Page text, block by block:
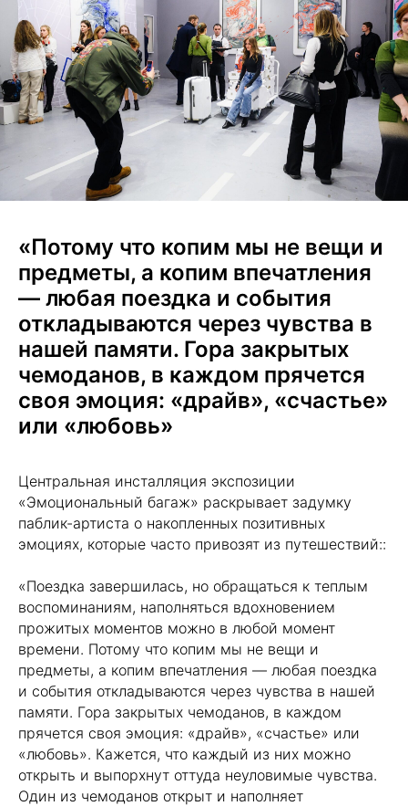
«Потому что копим мы не вещи и
предметы, а копим впечатления
— любая поездка и события
откладываются через чувства в
нашей памяти. Гора закрытых
чемоданов, в каждом прячется
своя эмоция: «драйв», «счастье»
или «любовь»
Центральная инсталляция экспозиции
«Эмоциональный багаж» раскрывает задумку
паблик-артиста о накопленных позитивных
эмоциях, которые часто привозят из путешествий::
«Поездка завершилась, но обращаться к теплым
воспоминаниям, наполняться вдохновением
прожитых моментов можно в любой момент
времени. Потому что копим мы не вещи и
предметы, а копим впечатления — любая поездка
и события откладываются через чувства в нашей
памяти. Гора закрытых чемоданов, в каждом
прячется своя эмоция: «драйв», «счастье» или
«любовь». Кажется, что каждый из них можно
открыть и выпорхнут оттуда неуловимые чувства.
Один из чемоданов открыт и наполняет